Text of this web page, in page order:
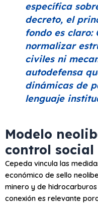
específica
decreto, el
fondo es claro:
normalizar
civiles ni
autodefensa
dinámicas de
lenguaje
Modelo
control social
Cepeda vincula las
económico de sello
minero y de
conexión es relevante